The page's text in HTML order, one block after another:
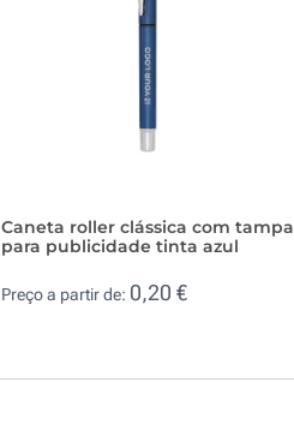
Caneta roller clássica com tampa
para publicidade tinta azul
Preço a partir de: 0,20 €